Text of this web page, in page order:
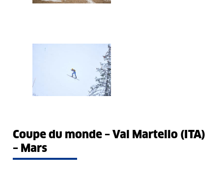
Coupe du monde – Val Martello (ITA)
– Mars